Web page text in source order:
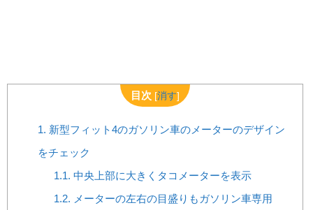
目次 [消す]
1. 新型フィット4のガソリン車のメーターのデザイン
をチェック
1.1. 中央上部に大きくタコメーターを表示
1.2. メーターの左右の目盛りもガソリン車専用